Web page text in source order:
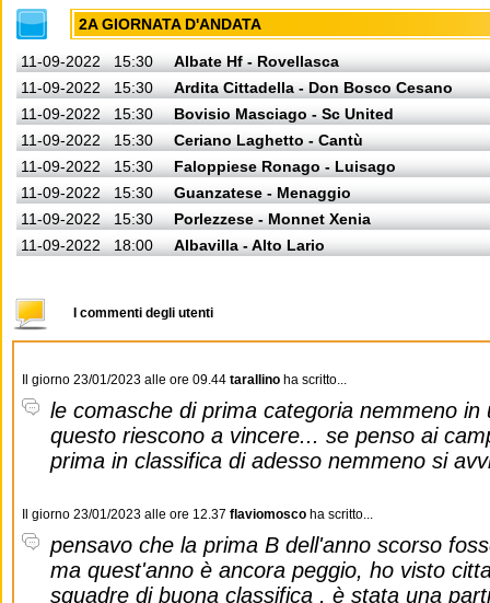
2A GIORNATA D'ANDATA
11-09-2022 15:30
Albate Hf - Rovellasca
11-09-2022
15:30
Ardita Cittadella - Don Bosco Cesano
11-09-2022
15:30
Bovisio Masciago - Sc United
11-09-2022
15:30
Ceriano Laghetto - Cantù
11-09-2022
15:30
Faloppiese Ronago - Luisago
11-09-2022
15:30
Guanzatese - Menaggio
11-09-2022
15:30
Porlezzese - Monnet Xenia
11-09-2022
18:00 Albavilla - Alto Lario
I commenti degli utenti
Il giorno 23/01/2023 alle ore 09.44 tarallino ha scritto...
le comasche di prima categoria nemmeno in
questo riescono a vincere... se penso ai
prima in classifica di adesso nemmeno si
Il giorno 23/01/2023 alle ore 12.37 flaviomosco ha scritto...
pensavo che la prima B dell'anno scorso
ma quest'anno è ancora peggio, ho visto
squadre di buona classifica , è stata una